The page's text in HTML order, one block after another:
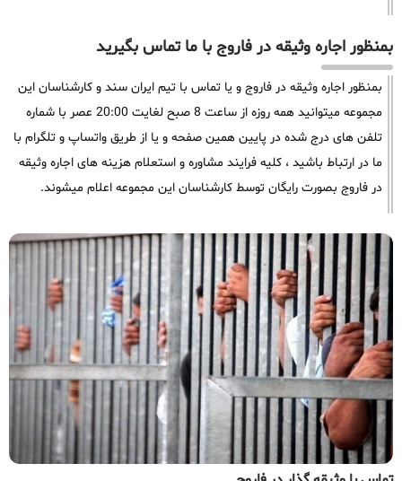
بمنظور اجاره وثیقه در فاروج با ما تماس بگیرید
بمنظور اجاره وثیقه در فاروج و یا تماس با تیم ایران سند و کارشناسان این
مجموعه میتوانید همه روزه از ساعت 8 صبح لغایت 20:00 عصر با شماره
تلفن های درج شده در پایین همین صفحه و یا از طریق واتساپ و تلگرام با
ما در ارتباط باشید ، کلیه فرایند مشاوره و استعلام هزینه های اجاره وثیقه
در فاروج بصورت رایگان توسط کارشناسان این مجموعه اعلام میشوند.